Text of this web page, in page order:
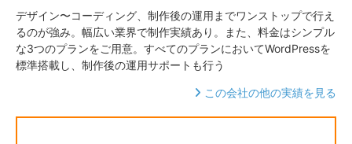
デザイン〜コーディング、制作後の運用までワンストップで行え
るのが強み。幅広い業界で制作実績あり。また、料金はシンプル
な3つのプランをご用意。すべてのプランにおいてWordPressを
標準搭載し、制作後の運用サポートも行う
この会社の他の実績を見る